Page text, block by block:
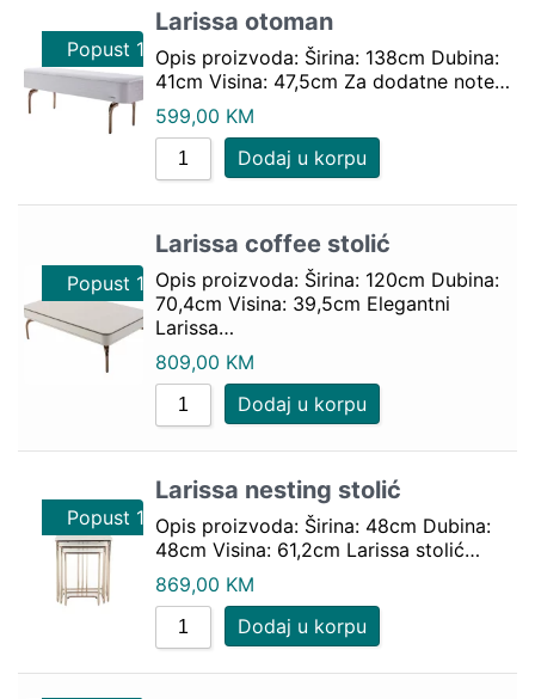
Popust 10%
Larissa otoman
Opis proizvoda: Širina: 138cm Dubina:
41cm Visina: 47,5cm Za dodatne note…
599,00 KM
Dodaj u korpu
Popust 10%
Larissa coffee stolić
Opis proizvoda: Širina: 120cm Dubina:
70,4cm Visina: 39,5cm Elegantni
Larissa…
809,00 KM
Dodaj u korpu
Popust 10%
Larissa nesting stolić
Opis proizvoda: Širina: 48cm Dubina:
48cm Visina: 61,2cm Larissa stolić…
869,00 KM
Dodaj u korpu